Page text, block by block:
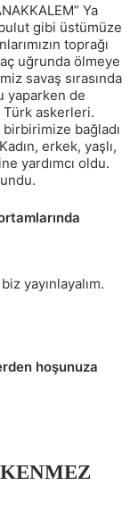
Ya
bulut gibi üstümüze
toprağı
uğrunda ölmeye
savaş sırasında
yaparken de
Türk askerleri.
bağladı
erkek, yaşlı,
yardımcı oldu.
yayınlayalım.
hoşunuza